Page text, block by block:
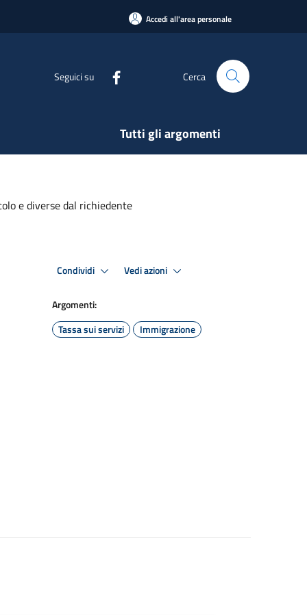
Accedi all'area personale
Seguici su Cerca
Tutti gli argomenti
e diverse dal richiedente
Condividi Vedi azioni
Argomenti:
Tassa sui servizi
Immigrazione